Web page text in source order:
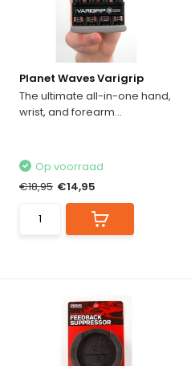
Planet Waves Varigrip
The ultimate all-in-one hand,
wrist, and forearm...
Op voorraad
€18,95 €14,95